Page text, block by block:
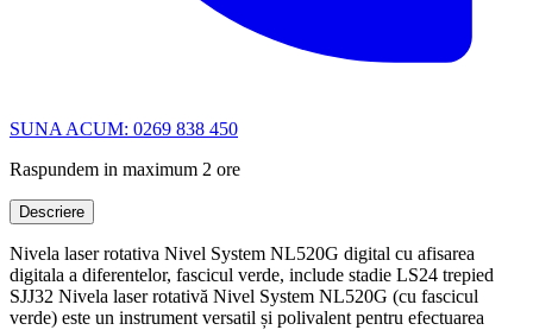
SUNA ACUM: 0269 838 450
Raspundem in maximum 2 ore
Descriere
Nivela laser rotativa Nivel System NL520G digital cu afisarea
digitala a diferentelor, fascicul verde, include stadie LS24 trepied
SJJ32 Nivela laser rotativă Nivel System NL520G (cu fascicul
verde) este un instrument versatil și polivalent pentru efectuarea